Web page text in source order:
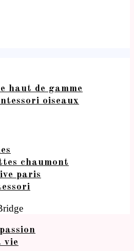
haut de gamme
oiseaux
chaumont
paris
vie